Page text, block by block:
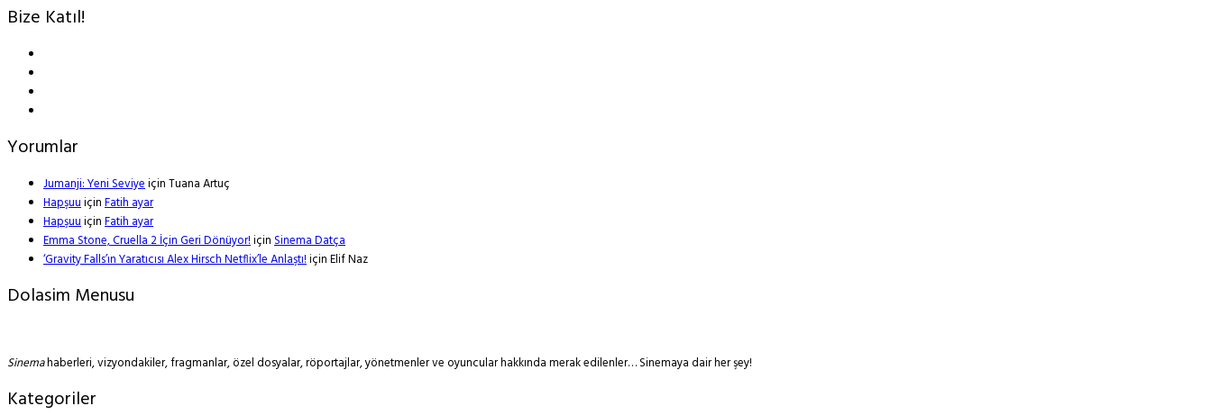
Bize Katıl!
Yorumlar
Jumanji: Yeni SeviyeiçinTuana Artuç
HapşuuiçinFatih ayar
HapşuuiçinFatih ayar
Emma Stone, Cruella 2 İçin Geri Dönüyor!içinSinema Datça
‘Gravity Falls’ın Yaratıcısı Alex Hirsch Netflix’le Anlaştı!içinElif Naz
Dolasim Menusu
Sinemahaberleri, vizyondakiler, fragmanlar, özel dosyalar, röportajlar, yönetmenler ve oyuncular hakkında merak edilenler… Sinemaya dair her şey!
Kategoriler